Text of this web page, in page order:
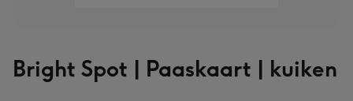
Bright Spot | Paaskaart | kuiken